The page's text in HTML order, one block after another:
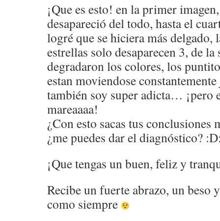
¡Que es esto! en la primer
desapareció del todo, hasta el
logré que se hiciera más delgado,
estrellas solo desaparecen 3, de la
degradaron los colores, los
estan moviendose
también soy super adicta… ¡pero
mareaaaa!
¿Con esto sacas tus
¿me puedes dar el diagnóstico?
¡Que tengas un buen, feliz y
Recibe un fuerte abrazo, un beso
como siempre